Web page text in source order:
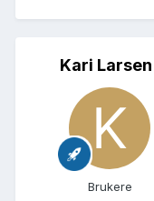
Kari Larsen
Brukere